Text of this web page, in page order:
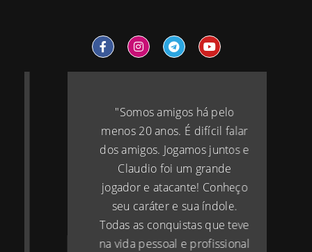
"Somos amigos há pelo
menos 20 anos. É difícil falar
dos amigos. Jogamos juntos e
Claudio foi um grande
jogador e atacante! Conheço
seu caráter e sua índole.
Todas as conquistas que teve
na vida pessoal e profissional